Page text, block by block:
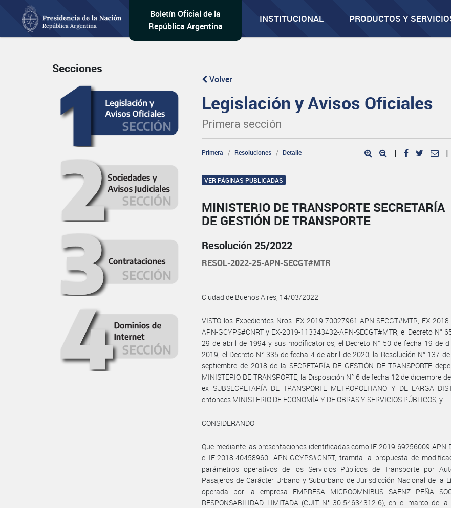
Boletín Oficial de la
República Argentina
INSTITUCIONAL PRODUCTOS Y
Secciones
Volver
Legislación y Avisos Oficiales
Primera sección
Primera Resoluciones Detalle | |
VER PÁGINAS PUBLICADAS
MINISTERIO DE TRANSPORTE SECRETARÍA
DE GESTIÓN DE TRANSPORTE
Resolución 25/2022
RESOL-2022-25-APN-SECGT#MTR
Ciudad de Buenos Aires, 14/03/2022
VISTO los Expedientes Nros. EX-2019-70027961-APN-SECGT#MTR, EX-
APN-GCYPS#CNRT y EX-2019-113343432-APN-SECGT#MTR, el Decreto N°
29 de abril de 1994 y sus modificatorios, el Decreto N° 50 de fecha 19 de
2019, el Decreto N° 335 de fecha 4 de abril de 2020, la Resolución N° 137
septiembre de 2018 de la SECRETARÍA DE GESTIÓN DE TRANSPORTE
MINISTERIO DE TRANSPORTE, la Disposición N° 6 de fecha 12 de diciembre
ex SUBSECRETARÍA DE TRANSPORTE METROPOLITANO Y DE LARGA
entonces MINISTERIO DE ECONOMÍA Y DE OBRAS Y SERVICIOS PÚBLICOS, y
CONSIDERANDO:
Que mediante las presentaciones identificadas como IF-2019-69256009-APN-
e IF-2018-40458960- APN-GCYPS#CNRT, tramita la propuesta de
parámetros operativos de los Servicios Públicos de Transporte por
Pasajeros de Carácter Urbano y Suburbano de Jurisdicción Nacional de la
operada por la empresa EMPRESA MICROOMNIBUS SAENZ PEÑA
RESPONSABILIDAD LIMITADA (CUIT N° 30-54634312-6), en el marco de la